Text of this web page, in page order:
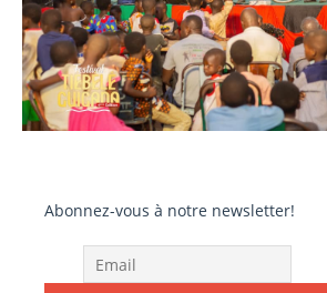
Abonnez-vous à notre newsletter!